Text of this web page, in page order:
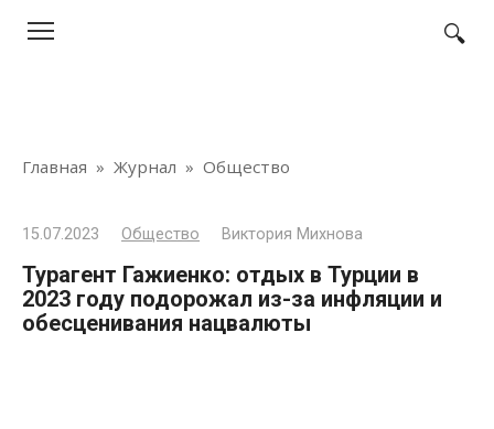
Главная » Журнал » Общество
15.07.2023 Общество Виктория Михнова
Турагент Гажиенко: отдых в Турции в
2023 году подорожал из-за инфляции и
обесценивания нацвалюты